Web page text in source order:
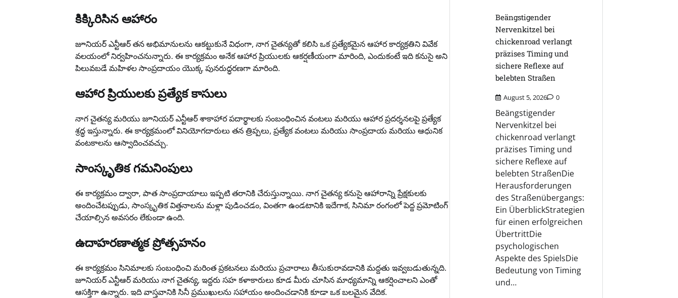
కిక్కిరిసిన ఆహారం
జూనియర్ ఎన్టీఆర్ తన అభిమానులను ఆకట్టుకునే విధంగా, నాగ చైతన్యతో కలిసి ఒక ప్రత్యేకమైన ఆహార కార్యక్రతిని వివేక
వలయంలో నిర్వహించనున్నారు. ఈ కార్యక్రమం అనేక ఆహార ప్రియులకు ఆకర్షణీయంగా మారింది, ఎందుకంటే ఇది కనుసై అని
పిలువబడే మహిళల సాంప్రదాయం యొక్క పునరుద్ధరణగా మారింది.
ఆహార ప్రియులకు ప్రత్యేక కాసులు
నాగ చైతన్య మరియు జూనియర్ ఎన్టీఆర్ శాకాహార పదార్థాలకు సంబంధించిన వంటలు మరియు ఆహార ప్రదర్శనలపై ప్రత్యేక
శ్రద్ధ ఇస్తున్నారు. ఈ కార్యక్రమంలో వినియోగదారులు తన త్రిప్పలు, ప్రత్యేక వంటలు మరియు సాంప్రదాయ మరియు ఆధునిక
వంటకాలను ఆస్వాదించవచ్చు.
సాంస్కృతిక గమనింపులు
ఈ కార్యక్రమం ద్వారా, పాత సాంప్రదాయాలు ఇప్పటి తరానికి చేరుస్తున్నాయి. నాగ చైతన్య కనుసై ఆహారాన్ని ప్రేక్షకులకు
అందించేటప్పుడు, సాంస్కృతిక విత్తనాలను మళ్లా పుడించడం, వింతగా ఉండటానికి ఇదేగాక, సినిమా రంగంలో పెద్ద ప్రమోటింగ్
చేయాల్సిన అవసరం లేకుండా ఉంది.
ఉదాహరణాత్మక ప్రోత్సహనం
ఈ కార్యక్రమం సినిమాలకు సంబంధించి మరింత ప్రకటనలు మరియు ప్రచారాలు తీసుకురావడానికి మద్దతు ఇవ్వబడుతున్నది.
జూనియర్ ఎన్టీఆర్ మరియు నాగ చైతన్య, ఇద్దరు సహ కళాకారులు కూడ మీరు చూసిన మాధ్యమాన్ని ఆకర్షించాలని ఎంతో
ఆసక్తిగా ఉన్నారు. ఇది వాస్తవానికి సినీ ప్రముఖులను సహాయం అందించడానికి కూడా ఒక బలమైన వేదిక.
Beängstigender
Nervenkitzel bei
chickenroad verlangt
präzises Timing und
sichere Reflexe auf
belebten Straßen
August 5, 2026 0
Beängstigender
Nervenkitzel bei
chickenroad verlangt
präzises Timing und
sichere Reflexe auf
belebten StraßenDie
Herausforderungen
des Straßenübergangs:
Ein ÜberblickStrategien
für einen erfolgreichen
ÜbertrittDie
psychologischen
Aspekte des SpielsDie
Bedeutung von Timing
und…